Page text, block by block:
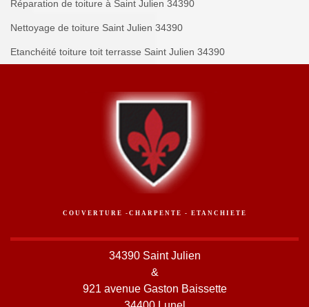
Réparation de toiture à Saint Julien 34390
Nettoyage de toiture Saint Julien 34390
Etanchéité toiture toit terrasse Saint Julien 34390
COUVERTURE -CHARPENTE - ETANCHIETE
34390 Saint Julien
&
921 avenue Gaston Baissette